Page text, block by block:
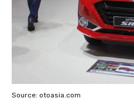
Source: otoasia.com